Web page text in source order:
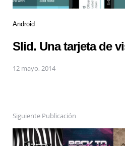
Android
Slid. Una tarjeta de
12 mayo, 2014
Siguiente Publicación